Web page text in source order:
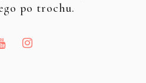
po trochu.